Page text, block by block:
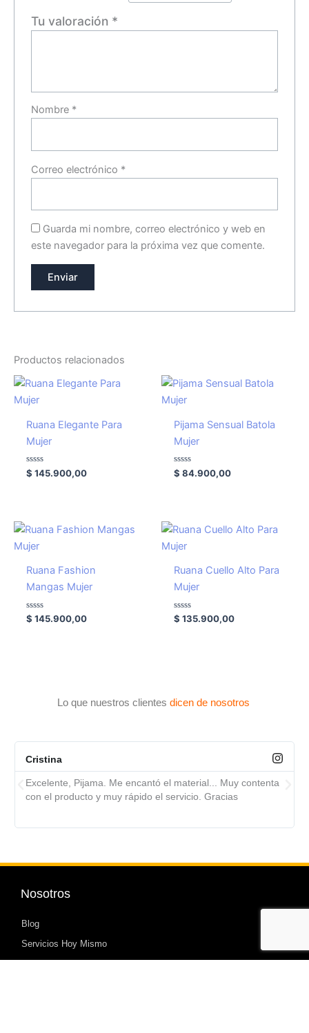
Tu valoración *
Nombre *
Correo electrónico *
Guarda mi nombre, correo electrónico y web en
este navegador para la próxima vez que comente.
Productos relacionados
Ruana Elegante Para
Mujer
Valorado
con
$ 145.900,00
Pijama Sensual Batola
Mujer
Valorado
con
$ 84.900,00
Ruana Fashion
Mangas Mujer
Valorado
con
$ 145.900,00
Ruana Cuello Alto Para
Mujer
Valorado
con
$ 135.900,00
Lo que nuestros clientes dicen de nosotros
Cristina
Excelente, Pijama. Me encantó el material... Muy contenta
con el producto y muy rápido el servicio. Gracias
Nosotros
Blog
Servicios Hoy Mismo
Política de Devoluciones